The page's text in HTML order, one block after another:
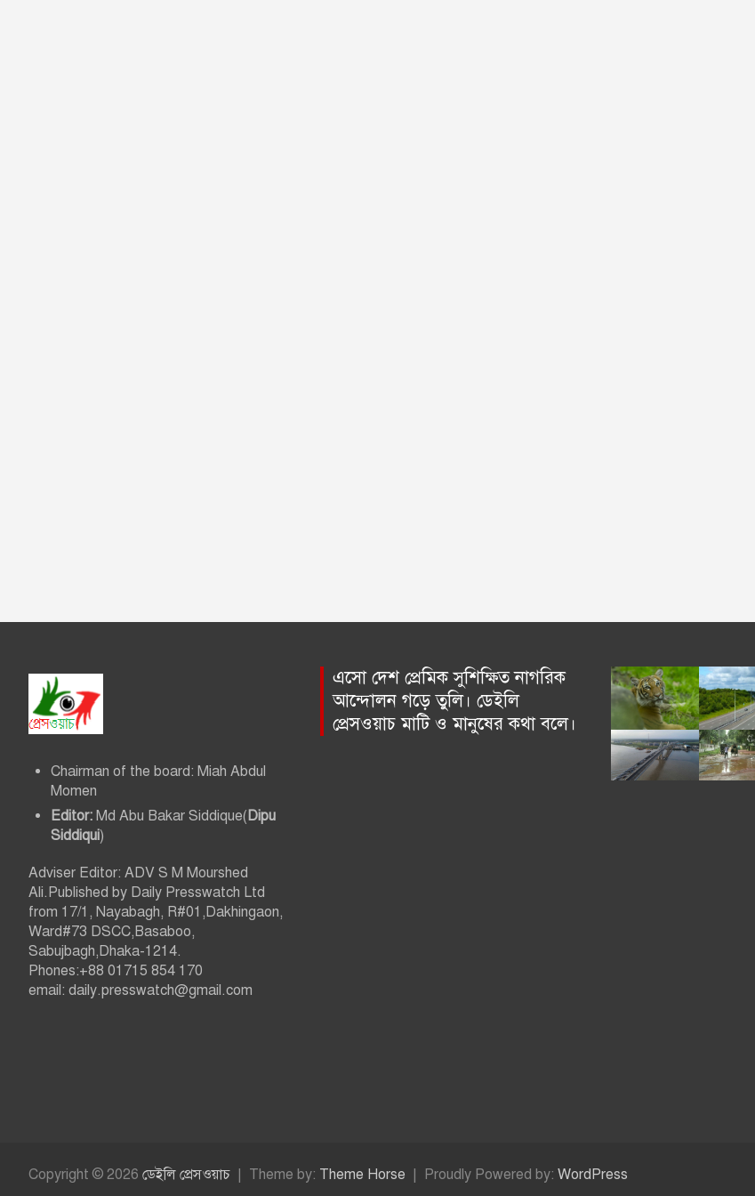
Chairman of the board: Miah Abdul
Momen
Editor: Md Abu Bakar Siddique(Dipu
Siddiqui)
Adviser Editor: ADV S M Mourshed
Ali.Published by Daily Presswatch Ltd
from 17/1, Nayabagh, R#01,Dakhingaon,
Ward#73 DSCC,Basaboo,
Sabujbagh,Dhaka-1214.
Phones:+88 01715 854 170
email: daily.presswatch@gmail.com
এসো দেশ প্রেমিক সুশিক্ষিত নাগরিক
আন্দোলন গড়ে তুলি। ডেইলি
প্রেসওয়াচ মাটি ও মানুষের কথা বলে।
Copyright © 2026 ডেইলি প্রেসওয়াচ Theme by: Theme Horse Proudly Powered by: WordPress